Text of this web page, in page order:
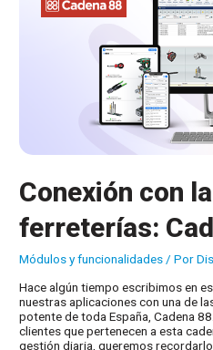
Conexión con
ferreterías:
Módulos y funcionalidades / Por
Hace algún tiempo escribimos en
nuestras aplicaciones con una de
potente de toda España, Cadena
clientes que pertenecen a esta
gestión diaria, queremos